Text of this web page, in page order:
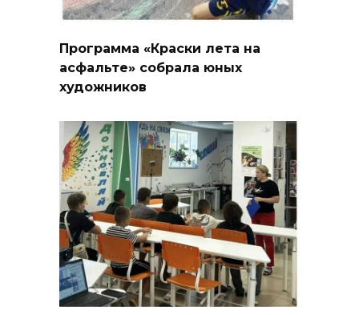
Программа «Краски лета на
асфальте» собрала юных
художников